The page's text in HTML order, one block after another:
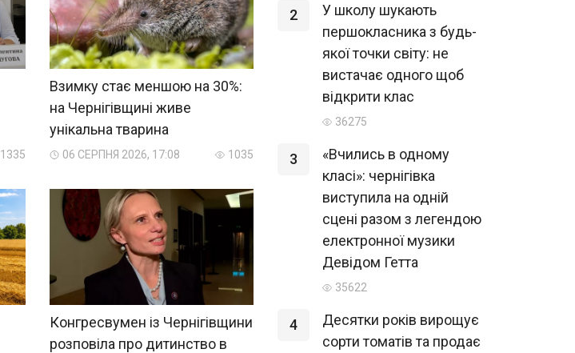
1335
Взимку стає меншою на 30%:
на Чернігівщині живе
унікальна тварина
06 СЕРПНЯ 2026, 17:08 1035
Конгресвумен із Чернігівщини
розповіла про дитинство в
2
У школу шукають
першокласника з будь-
якої точки світу: не
вистачає одного щоб
відкрити клас
36275
3
«Вчились в одному
класі»: чернігівка
виступила на одній
сцені разом з легендою
електронної музики
Девідом Гетта
35622
4
Десятки років вирощує
сорти томатів та продає